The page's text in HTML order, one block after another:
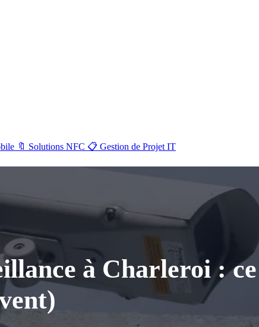
📡 Sécurité & Réseaux
NFC
🔖 Solutions NFC 📋 Gestion de Projet IT
à Charleroi :